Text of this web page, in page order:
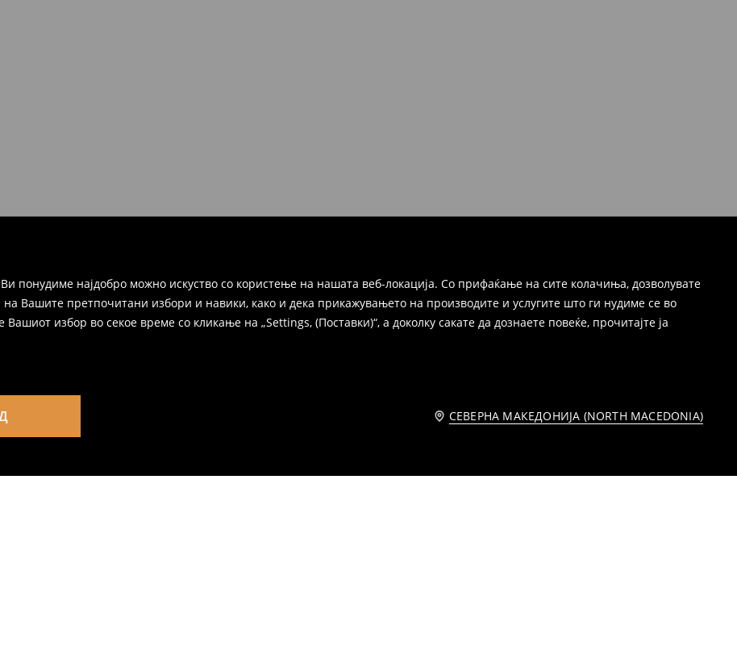
понудиме најдобро можно искуство со користење на нашата веб-локација. Со прифаќање на сите колачиња, дозволувате
Вашите претпочитани избори и навики, како и дека прикажувањето на производите и услугите што ги нудиме се во
избор во секое време со кликање на „Settings, (Поставки)“, а доколку сакате да дознаете повеќе, прочитајте ја
СЕВЕРНА МАКЕДОНИЈА (NORTH MACEDONIA)